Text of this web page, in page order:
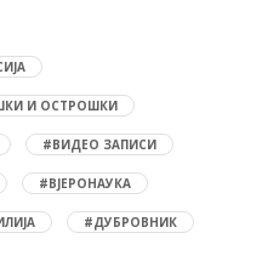
И ОСТРОШКИ
#ВИДЕО ЗАПИСИ
#ВЈЕРОНАУКА
#ДУБРОВНИК